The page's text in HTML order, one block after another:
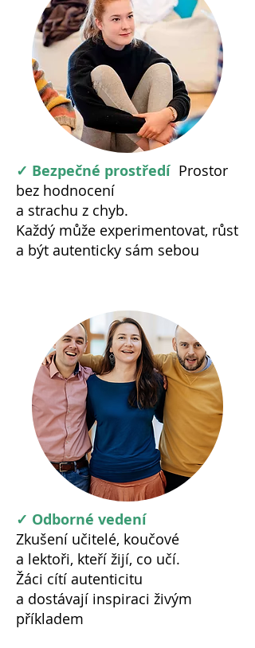
✓ Bezpečné prostředíProstor
bez hodnocení
a strachu z chyb.
Každý může experimentovat, růst
a být autenticky sám sebou
✓ Odborné vedení
Zkušení učitelé, koučové
a lektoři, kteří žijí, co učí.
Žáci cítí autenticitu
a dostávají inspiraci živým
příkladem